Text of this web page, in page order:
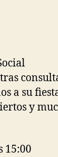
a su
y
15:00